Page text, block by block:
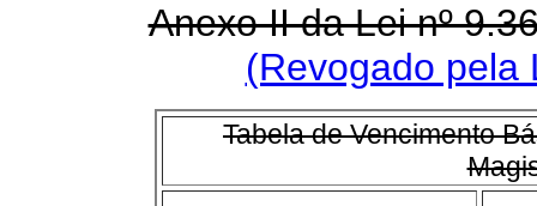
Anexo II da Lei nº
(Revogado pela
Tabela de Vencimento